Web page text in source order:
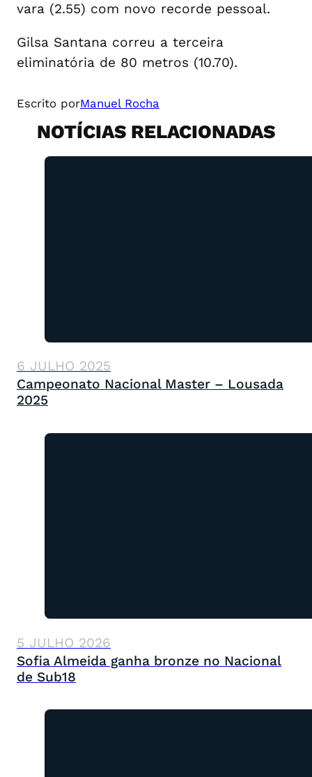
vara (2.55) com novo recorde pessoal.
Gilsa Santana correu a terceira
eliminatória de 80 metros (10.70).
Escrito porManuel Rocha
NOTÍCIAS RELACIONADAS
6 JULHO 2025
Campeonato Nacional Master – Lousada
2025
5 JULHO 2026
Sofia Almeida ganha bronze no Nacional
de Sub18